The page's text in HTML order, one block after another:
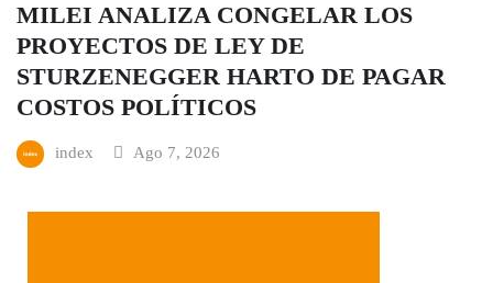
MILEI ANALIZA CONGELAR LOS
PROYECTOS DE LEY DE
STURZENEGGER HARTO DE PAGAR
COSTOS POLÍTICOS
index Ago 7, 2026